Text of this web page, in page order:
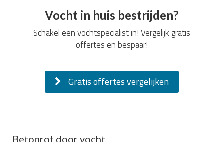
Vocht in huis bestrijden?
Schakel een vochtspecialist in! Vergelijk gratis
offertes en bespaar!
Gratis offertes vergelijken
Betonrot door vocht